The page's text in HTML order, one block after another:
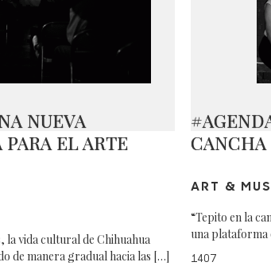
NUEVA
EL ARTE
la vida cultural de Chihuahua
de manera gradual hacia las […]
CANCHA
ART &
“Tepito en la
una plataforma
1407